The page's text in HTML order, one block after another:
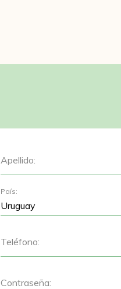
Apellido:
País:
Teléfono:
Contraseña: